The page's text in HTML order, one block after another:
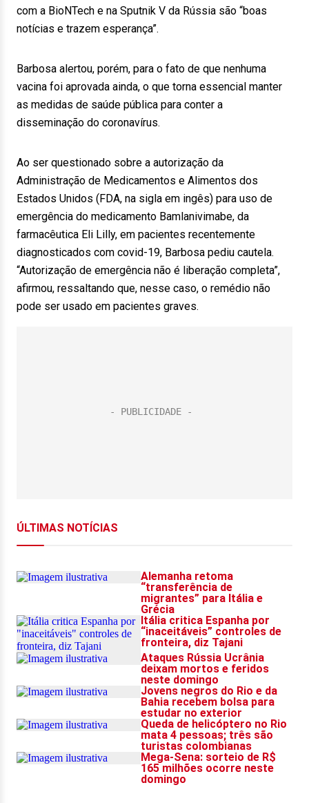
com a BioNTech e na Sputnik V da Rússia são “boas
notícias e trazem esperança”.
Barbosa alertou, porém, para o fato de que nenhuma
vacina foi aprovada ainda, o que torna essencial manter
as medidas de saúde pública para conter a
disseminação do coronavírus.
Ao ser questionado sobre a autorização da
Administração de Medicamentos e Alimentos dos
Estados Unidos (FDA, na sigla em ingês) para uso de
emergência do medicamento Bamlanivimabe, da
farmacêutica Eli Lilly, em pacientes recentemente
diagnosticados com covid-19, Barbosa pediu cautela.
“Autorização de emergência não é liberação completa”,
afirmou, ressaltando que, nesse caso, o remédio não
pode ser usado em pacientes graves.